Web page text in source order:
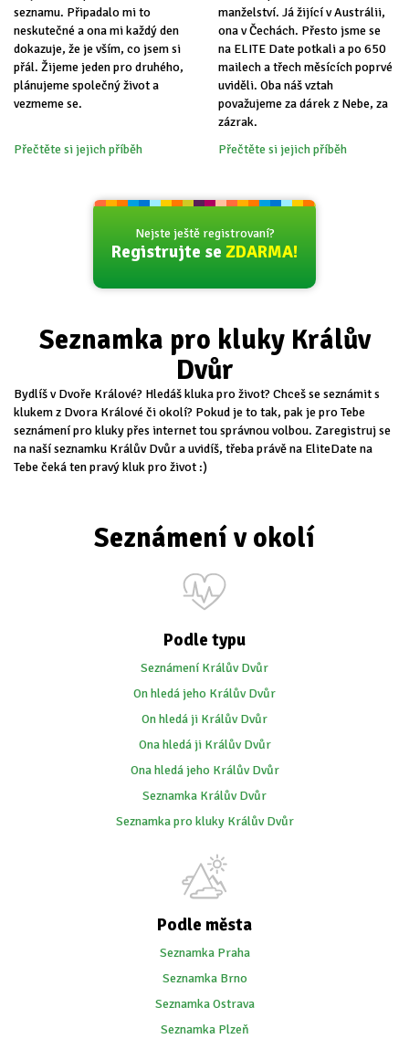
seznamu. Připadalo mi to
neskutečné a ona mi každý den
dokazuje, že je vším, co jsem si
přál. Žijeme jeden pro druhého,
plánujeme společný život a
vezmeme se.
Přečtěte si jejich příběh
manželství. Já žijící v Austrálii,
ona v Čechách. Přesto jsme se
na ELITE Date potkali a po 650
mailech a třech měsících poprvé
uviděli. Oba náš vztah
považujeme za dárek z Nebe, za
zázrak.
Přečtěte si jejich příběh
Nejste ještě registrovaní?
Registrujte se ZDARMA!
Seznamka pro kluky Králův
Dvůr
Bydlíš v Dvoře Králové? Hledáš kluka pro život? Chceš se seznámit s
klukem z Dvora Králové či okolí? Pokud je to tak, pak je pro Tebe
seznámení pro kluky přes internet tou správnou volbou. Zaregistruj se
na naší seznamku Králův Dvůr a uvidíš, třeba právě na EliteDate na
Tebe čeká ten pravý kluk pro život :)
Seznámení v okolí
Podle typu
Seznámení Králův Dvůr
On hledá jeho Králův Dvůr
On hledá ji Králův Dvůr
Ona hledá ji Králův Dvůr
Ona hledá jeho Králův Dvůr
Seznamka Králův Dvůr
Seznamka pro kluky Králův Dvůr
Podle města
Seznamka Praha
Seznamka Brno
Seznamka Ostrava
Seznamka Plzeň